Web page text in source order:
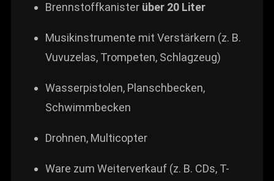
Brennstoffkanister über 20 Liter
Musikinstrumente mit Verstärkern (z. B.
Vuvuzelas, Trompeten, Schlagzeug)
Wasserpistolen, Planschbecken,
Schwimmbecken
Drohnen, Multicopter
Ware zum Weiterverkauf (z. B. CDs, T-